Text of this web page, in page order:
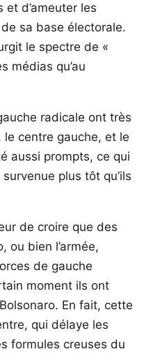
d’ameuter les
sa base électorale.
le spectre de «
médias qu’au
radicale ont très
le centre gauche, et le
aussi prompts, ce qui
plus tôt qu’ils
de croire que des
ou bien l’armée,
de gauche
moment ils ont
En fait, cette
qui délaye les
formules creuses du